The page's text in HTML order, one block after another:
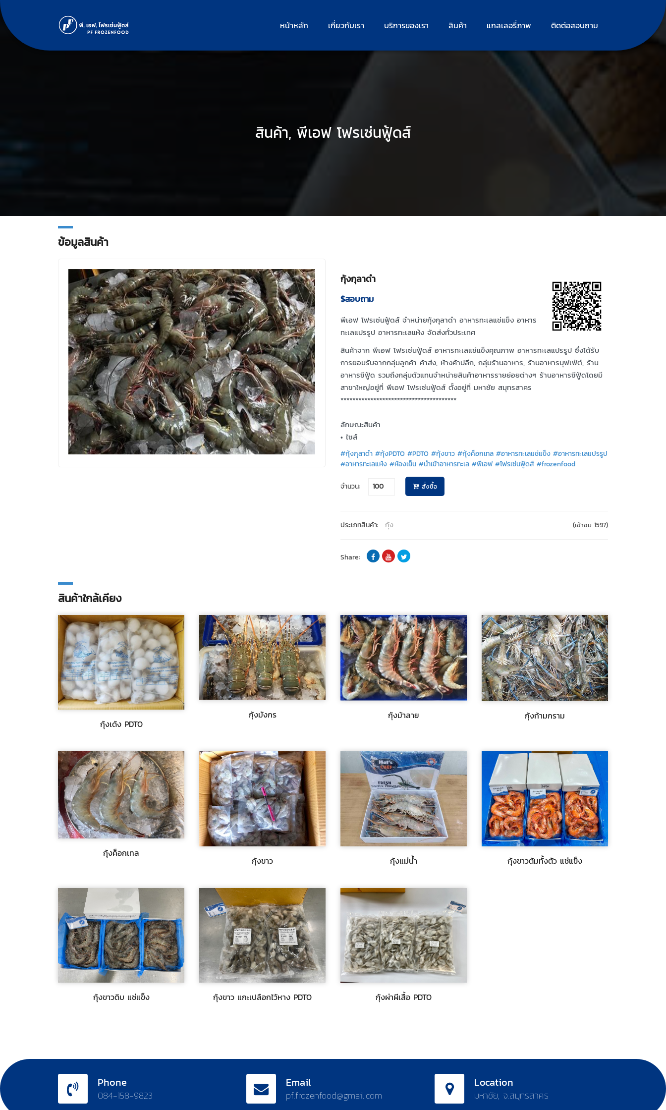
หน้าหลัก เกี่ยวกับเรา บริการของเรา สินค้า แกลเลอรี่ภาพ ติดต่อสอบถาม
สินค้า, พีเอฟ โฟรเซ่นฟู้ดส์
ข้อมูลสินค้า
กุ้งกุลาดำ
$สอบถาม
พีเอฟ โฟรเซ่นฟู้ดส์ จำหน่ายกุ้งกุลาดำ อาหารทะเลแช่แข็ง อาหาร
ทะเลแปรรูป อาหารทะเลแห้ง จัดส่งทั่วประเทศ
สินค้าจาก พีเอฟ โฟรเซ่นฟู้ดส์ อาหารทะเลแช่แข็งคุณภาพ อาหารทะเลแปรรูป ซึ่งได้รับ
การยอมรับจากกลุ่มลูกค้า ค้าส่ง, ห้างค้าปลีก, กลุ่มร้านอาหาร, ร้านอาหารบุฟเฟ่ต์, ร้าน
อาหารซีฟู้ด รวมถึงกลุ่มตัวแทนจำหน่ายสินค้าอาหารรายย่อยต่างๆ ร้านอาหารซีฟู้ดโดยมี
สาขาใหญ่อยู่ที่ พีเอฟ โฟรเซ่นฟู้ดส์ ตั้งอยู่ที่ มหาชัย สมุทรสาคร
***************************************
ลักษณะสินค้า
• ไซส์
#กุ้งกุลาดำ #กุ้งPDTO #PDTO #กุ้งขาว #กุ้งค็อกเทล #อาหารทะเลแช่แข็ง #อาหารทะเลแปรรูป
#อาหารทะเลแห้ง #ห้องเย็น #นำเข้าอาหารทะเล #พีเอฟ #โฟรเซ่นฟู้ดส์ #frozenfood
จำนวน: สั่งซื้อ
ประเภทสินค้า: กุ้ง (เข้าชม 1597)
Share:
สินค้าใกล้เคียง
กุ้งเด้ง PDTO
$สอบถาม
กุ้งเด้ง PDTO
$สอบถาม
กุ้งมังกร
$สอบถาม
กุ้งม้าลาย กุ้งก้ามกราม
$สอบถาม
กุ้งก้ามกราม
กุ้งค็อกเทล
$สอบถาม
กุ้งค็อกเทล
$สอบถาม
กุ้งขาว
$สอบถาม
กุ้งแม่น้ำ กุ้งขาวต้มทั้งตัว แช่แข็ง
กุ้งขาวต้มทั้งตัว แช่แข็ง
กุ้งขาวดิบ แช่แข็ง
กุ้งขาวดิบ แช่แข็ง กุ้งขาว แกะเปลือกไว้หาง PDTO
กุ้งขาว แกะเปลือกไว้หาง PDTO กุ้งผ่าผีเสื้อ PDTO
กุ้งผ่าผีเสื้อ PDTO
Phone
084-158-9823
Email
pf.frozenfood@gmail.com
Location
มหาชัย, จ.สมุทรสาคร